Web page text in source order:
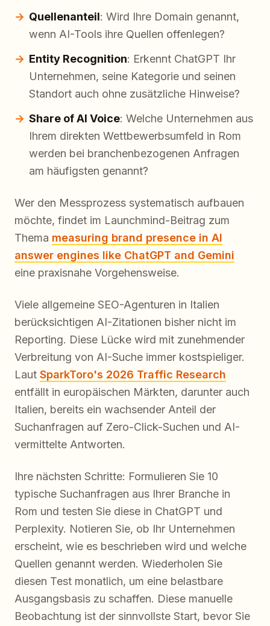
Quellenanteil: Wird Ihre Domain genannt,
wenn AI-Tools ihre Quellen offenlegen?
Entity Recognition: Erkennt ChatGPT Ihr
Unternehmen, seine Kategorie und seinen
Standort auch ohne zusätzliche Hinweise?
Share of AI Voice: Welche Unternehmen aus
Ihrem direkten Wettbewerbsumfeld in Rom
werden bei branchenbezogenen Anfragen
am häufigsten genannt?
Wer den Messprozess systematisch aufbauen
möchte, findet im Launchmind-Beitrag zum
Thema measuring brand presence in AI
answer engines like ChatGPT and Gemini
eine praxisnahe Vorgehensweise.
Viele allgemeine SEO-Agenturen in Italien
berücksichtigen AI-Zitationen bisher nicht im
Reporting. Diese Lücke wird mit zunehmender
Verbreitung von AI-Suche immer kostspieliger.
Laut SparkToro's 2026 Traffic Research
entfällt in europäischen Märkten, darunter auch
Italien, bereits ein wachsender Anteil der
Suchanfragen auf Zero-Click-Suchen und AI-
vermittelte Antworten.
Ihre nächsten Schritte: Formulieren Sie 10
typische Suchanfragen aus Ihrer Branche in
Rom und testen Sie diese in ChatGPT und
Perplexity. Notieren Sie, ob Ihr Unternehmen
erscheint, wie es beschrieben wird und welche
Quellen genannt werden. Wiederholen Sie
diesen Test monatlich, um eine belastbare
Ausgangsbasis zu schaffen. Diese manuelle
Beobachtung ist der sinnvollste Start, bevor Sie